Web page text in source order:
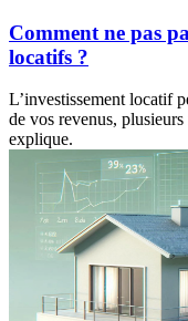
Comment ne pas
locatifs ?
L’investissement locatif
de vos revenus,
explique.